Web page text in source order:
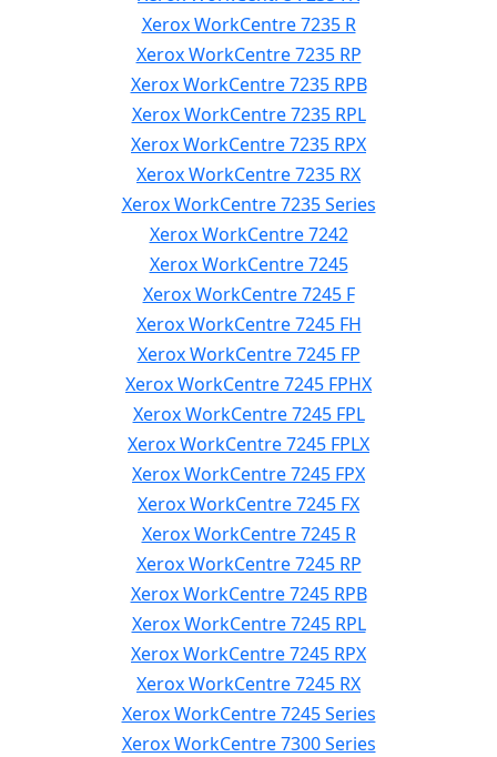
Xerox WorkCentre 7235 R
Xerox WorkCentre 7235 RP
Xerox WorkCentre 7235 RPB
Xerox WorkCentre 7235 RPL
Xerox WorkCentre 7235 RPX
Xerox WorkCentre 7235 RX
Xerox WorkCentre 7235 Series
Xerox WorkCentre 7242
Xerox WorkCentre 7245
Xerox WorkCentre 7245 F
Xerox WorkCentre 7245 FH
Xerox WorkCentre 7245 FP
Xerox WorkCentre 7245 FPHX
Xerox WorkCentre 7245 FPL
Xerox WorkCentre 7245 FPLX
Xerox WorkCentre 7245 FPX
Xerox WorkCentre 7245 FX
Xerox WorkCentre 7245 R
Xerox WorkCentre 7245 RP
Xerox WorkCentre 7245 RPB
Xerox WorkCentre 7245 RPL
Xerox WorkCentre 7245 RPX
Xerox WorkCentre 7245 RX
Xerox WorkCentre 7245 Series
Xerox WorkCentre 7300 Series